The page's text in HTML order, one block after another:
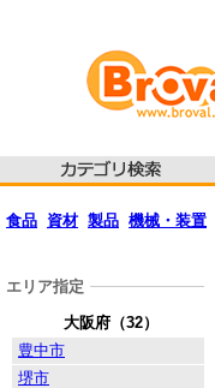
食品 資材 製品 機械・装置
エリア指定
大阪府（32）
豊中市
堺市